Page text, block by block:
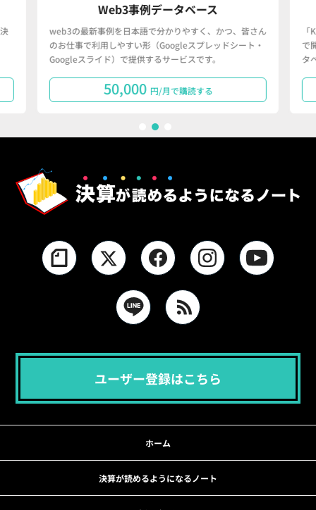
Web3事例データベース
web3の最新事例を日本語で分かりやすく、かつ、皆さん
のお仕事で利用しやすい形（Googleスプレッドシート・
Googleスライド）で提供するサービスです。
50,000 円/月で購読する
で
タ
ユーザー登録はこちら
ホーム
決算が読めるようになるノート